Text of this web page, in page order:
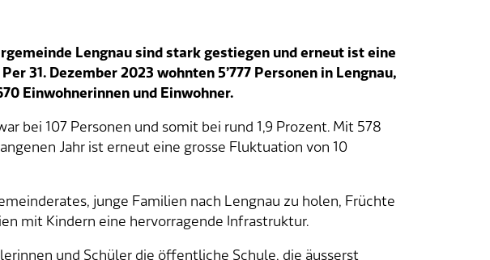
Lengnau sind stark gestiegen und erneut ist eine
31. Dezember 2023 wohnten 5’777 Personen in Lengnau,
Einwohnerinnen und Einwohner.
bei 107 Personen und somit bei rund 1,9 Prozent. Mit 578
Jahr ist erneut eine grosse Fluktuation von 10
junge Familien nach Lengnau zu holen, Früchte
mit Kindern eine hervorragende Infrastruktur.
und Schüler die öffentliche Schule, die äusserst